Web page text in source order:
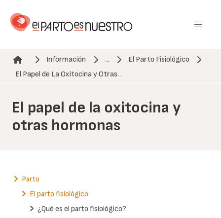
contenido
Ruta de navegación
Información ...
El Parto Fisiológico
El Papel de La Oxitocina y Otras…
El papel de la oxitocina y
otras hormonas
Parto
El parto fisiológico
¿Qué es el parto fisiológico?